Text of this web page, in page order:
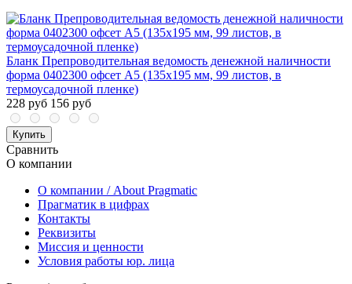
Бланк Препроводительная ведомость денежной наличности
форма 0402300 офсет А5 (135х195 мм, 99 листов, в
термоусадочной пленке)
228 руб 156 руб
Купить
Сравнить
О компании
О компании / About Pragmatic
Прагматик в цифрах
Контакты
Реквизиты
Миссия и ценности
Условия работы юр. лица